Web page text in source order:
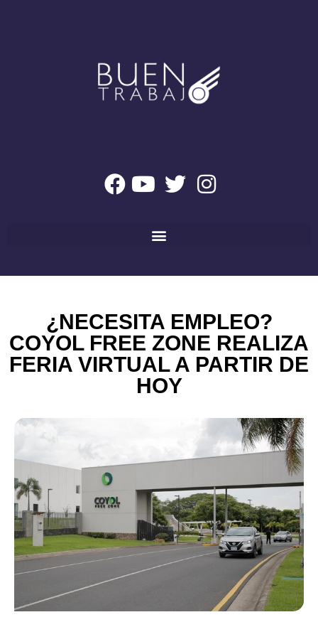
¿NECESITA EMPLEO?
COYOL FREE ZONE REALIZA
FERIA VIRTUAL A PARTIR DE
HOY